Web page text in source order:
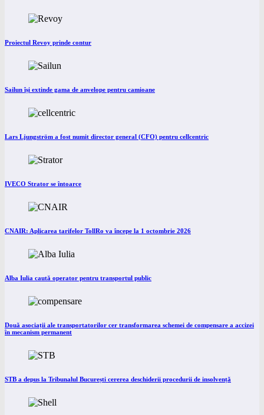
Proiectul Revoy prinde contur
Sailun își extinde gama de anvelope pentru camioane
Lars Ljungström a fost numit director general (CFO) pentru cellcentric
IVECO Strator se întoarce
CNAIR: Aplicarea tarifelor TollRo va începe la 1 octombrie 2026
Alba Iulia caută operator pentru transportul public
Două asociații ale transportatorilor cer transformarea schemei de compensare a accizei
în mecanism permanent
STB a depus la Tribunalul București cererea deschiderii procedurii de insolvență